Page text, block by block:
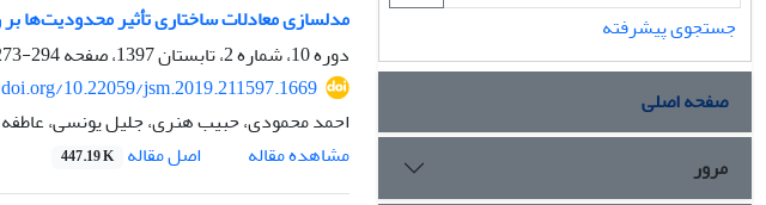
مدلسازی معادلات ساختاری تأثیر
دوره 10، شماره 2، تابستان 1397، صفحه
294-273
10.22059/jsm.2019.211597.1669
احمد محمودی، حبیب هنری، جلیل یونسی،
مشاهده مقاله
اصل مقاله 447.19 K
جستجوی پیشرفته
صفحه اصلی
مرور